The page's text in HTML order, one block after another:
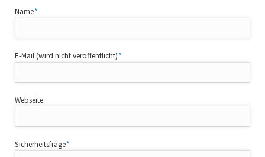
Pflichtfeld
Name*
Pflichtfeld
E-Mail (wird nicht veröffentlicht)*
Webseite
Pflichtfeld
Sicherheitsfrage*